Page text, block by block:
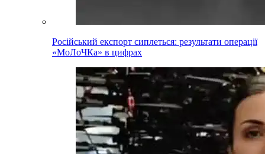
Російський експорт сиплеться: результати операції
«МоЛоЧКа» в цифрах